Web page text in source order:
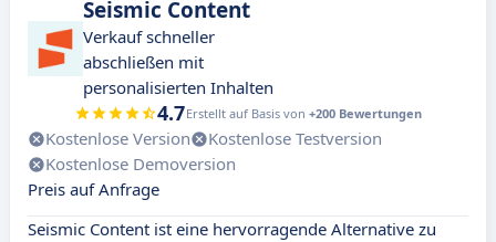
Seismic Content
Verkauf schneller
abschließen mit
personalisierten Inhalten
4.7Erstellt auf Basis von +200 Bewertungen
Kostenlose Version
Kostenlose Testversion
Kostenlose Demoversion
Preis auf Anfrage
Seismic Content ist eine hervorragende Alternative zu